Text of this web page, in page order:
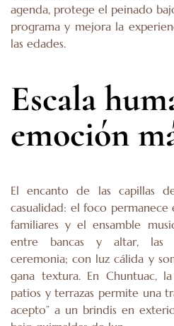
agenda, protege el peinado
programa y mejora la
las edades.
Escala
emoción
El encanto de las capillas
casualidad: el foco
familiares y el ensamble
entre bancas y altar, las
ceremonia; con luz cálida y
gana textura. En Chuntuac,
patios y terrazas permite una
acepto” a un brindis en